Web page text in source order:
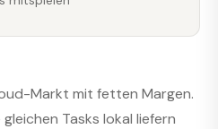
Markt mit fetten Margen.
Tasks lokal liefern